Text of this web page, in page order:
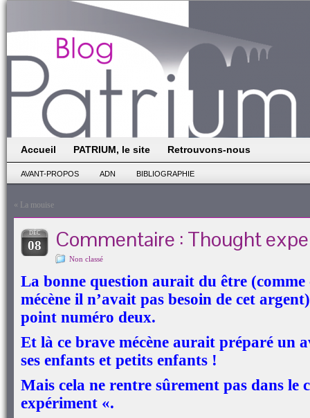
Accueil PATRIUM, le site Retrouvons-nous
AVANT-PROPOS ADN BIBLIOGRAPHIE
« La mouise
DÉC
08 Commentaire : Thought
Non classé
La bonne question aurait du être (comme
mécène il n’avait pas besoin de cet
point numéro deux.
Et là ce brave mécène aurait préparé un
ses enfants et petits enfants !
Mais cela ne rentre sûrement pas dans le
expériment «.